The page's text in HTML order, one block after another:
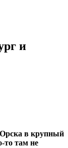
и
в крупный
то там не